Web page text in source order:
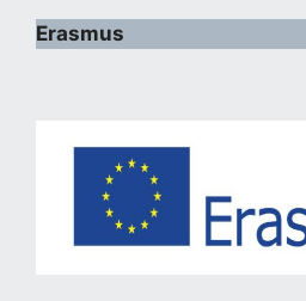
Erasmus